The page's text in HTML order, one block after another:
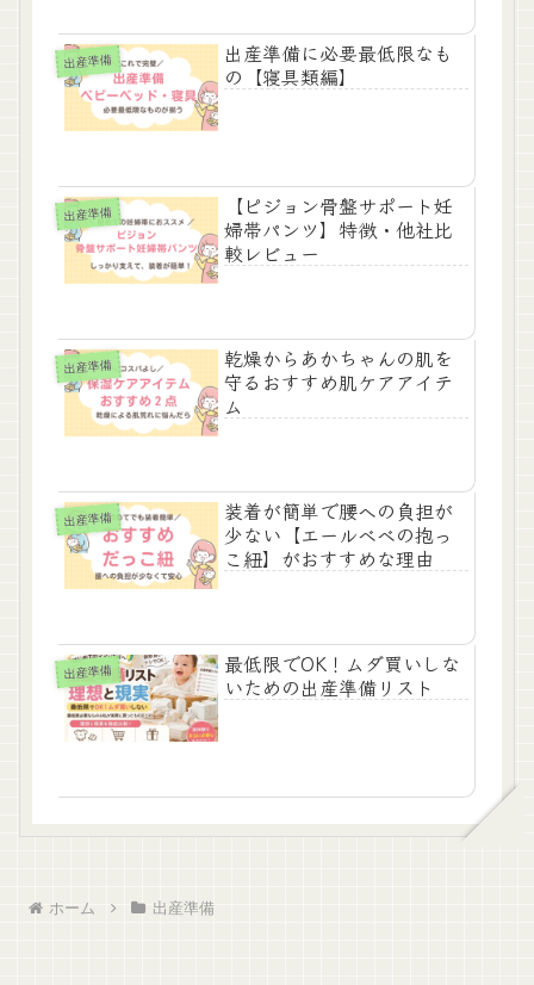
出産準備
出産準備に必要最低限なも
の【寝具類編】
出産準備
【ピジョン骨盤サポート妊
婦帯パンツ】特徴・他社比
較レビュー
出産準備
乾燥からあかちゃんの肌を
守るおすすめ肌ケアアイテ
ム
出産準備
装着が簡単で腰への負担が
少ない【エールベベの抱っ
こ紐】がおすすめな理由
出産準備
最低限でOK！ムダ買いしな
いための出産準備リスト
ホーム 出産準備